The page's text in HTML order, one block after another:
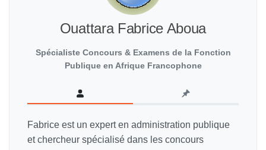
Ouattara Fabrice Aboua
Spécialiste Concours & Examens de la Fonction
Publique en Afrique Francophone
Fabrice est un expert en administration publique
et chercheur spécialisé dans les concours